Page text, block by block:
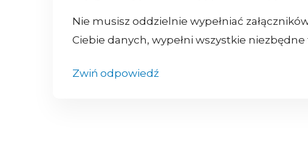
Zwiń odpowiedź
Nie musisz oddzielnie wypełniać
Ciebie danych, wypełni wszystkie